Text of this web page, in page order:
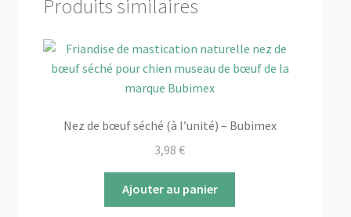
Produits similaires
Nez de bœuf séché (à l’unité) – Bubimex
3,98 €
Ajouter au panier